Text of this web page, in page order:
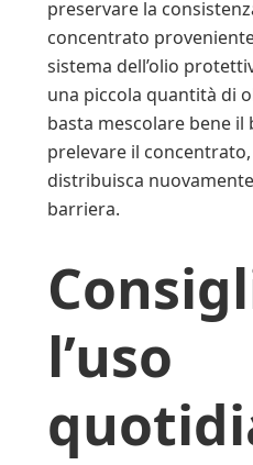
preservare la
concentrato
sistema dell’olio
una piccola quantità di
basta mescolare bene
prelevare il concentrato,
distribuisca
barriera.
l’uso